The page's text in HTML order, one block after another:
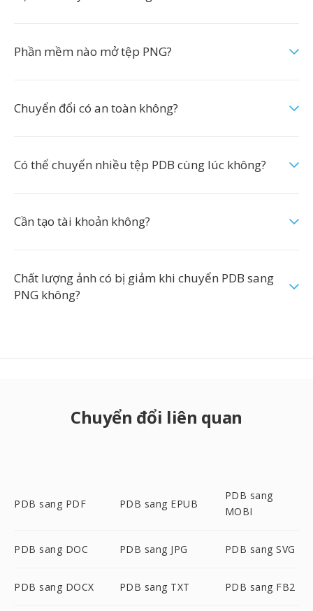
Phần mềm nào mở tệp PNG?
Chuyển đổi có an toàn không?
Có thể chuyển nhiều tệp PDB cùng lúc không?
Cần tạo tài khoản không?
Chất lượng ảnh có bị giảm khi chuyển PDB sang
PNG không?
Chuyển đổi liên quan
PDB sang PDF PDB sang EPUB
PDB sang
MOBI
PDB sang DOC PDB sang JPG PDB sang SVG
PDB sang DOCX PDB sang TXT PDB sang FB2